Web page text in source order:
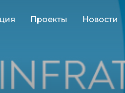
Проекты Новости